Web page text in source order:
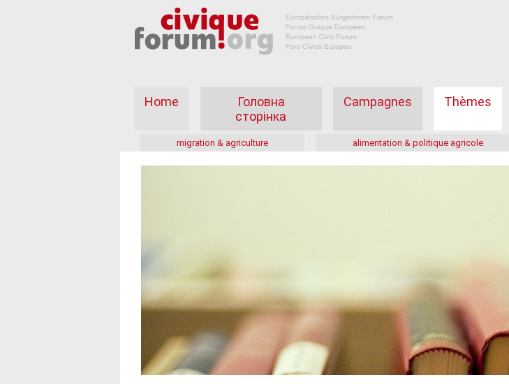
Home
Головна
сторінка
Campagnes Thèmes
migration & agriculture alimentation & politique agricole